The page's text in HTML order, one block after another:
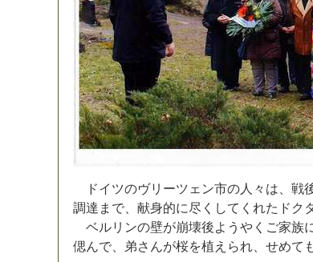
ドイ ツのヴリ ーツ ェ ン市の 人 々 は 戦
調達 ま で 献身的に尽 く して く れた ド ク
ベルリ ンの壁が崩壊後よ う や く ご家族
偲んで 弟さ んが桜を植 え られ せめて